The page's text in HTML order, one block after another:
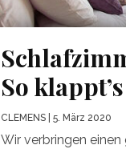
So klappt’s
CLEMENS | 5. März 2020
Wir verbringen einen